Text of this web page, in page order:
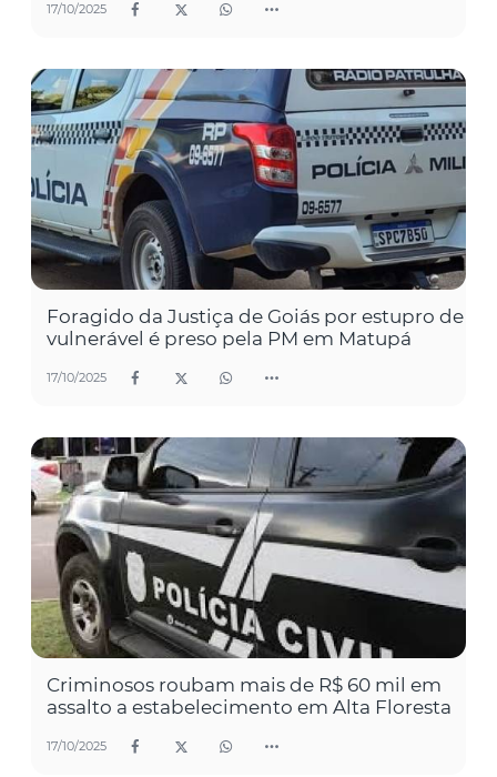
17/10/2025
Foragido da Justiça de Goiás por estupro de
vulnerável é preso pela PM em Matupá
17/10/2025
Criminosos roubam mais de R$ 60 mil em
assalto a estabelecimento em Alta Floresta
17/10/2025